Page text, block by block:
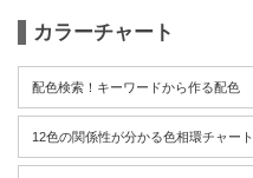
カラーチャート
配色検索！キーワードから作る配色
12色の関係性が分かる色相環チャート